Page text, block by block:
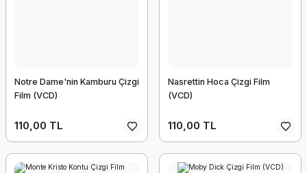
Notre Dame'nin Kamburu Çizgi
Film (VCD)
110,00 TL
Nasrettin Hoca Çizgi Film
(VCD)
110,00 TL